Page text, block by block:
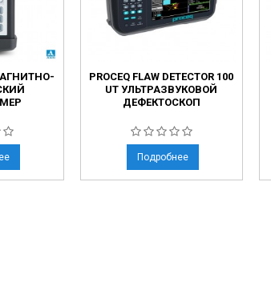
PROCEQ FLAW DETECTOR 100
UT УЛЬТРАЗВУКОВОЙ
ДЕФЕКТОСКОП
Подробнее